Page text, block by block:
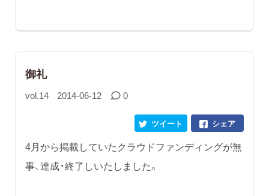
御礼
vol.14 2014-06-12 0
シェア
ツイート
4月から掲載していたクラウドファンディングが無
事、達成・終了しいたしました。